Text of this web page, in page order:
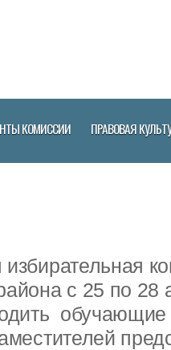
КОМИССИИ ПРАВОВАЯ
с 25 по 28